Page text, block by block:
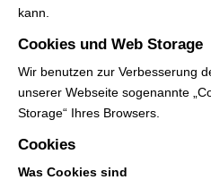
kann.
Cookies und Web Storage
Wir benutzen zur Verbesserung
unserer Webseite sogenannte
Storage“ Ihres Browsers.
Cookies
Was Cookies sind